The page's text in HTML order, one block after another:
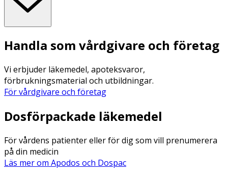
Handla som vårdgivare och företag
Vi erbjuder läkemedel, apoteksvaror,
förbrukningsmaterial och utbildningar.
För vårdgivare och företag
Dosförpackade läkemedel
För vårdens patienter eller för dig som vill prenumerera
på din medicin
Läs mer om Apodos och Dospac